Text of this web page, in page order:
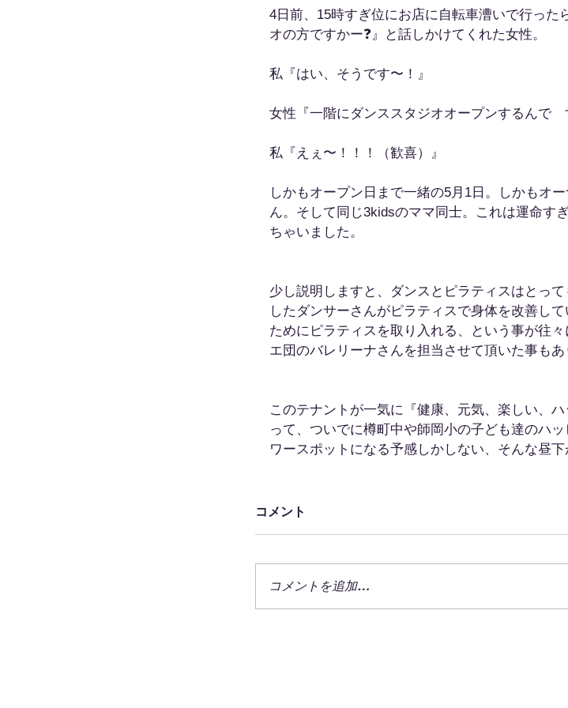
4日前、15時すぎ位にお店に自転車漕いで行った
オの方ですかー❓』と話しかけてくれた女性。
私『はい、そうです〜！』
女性『一階にダンススタジオオープンするんで　
私『えぇ〜！！！（歓喜）』
しかもオープン日まで一緒の5月1日。しかもオ
ん。そして同じ3kidsのママ同士。これは運命す
ちゃいました。
少し説明しますと、ダンスとピラティスはとっ
したダンサーさんがピラティスで身体を改善し
ためにピラティスを取り入れる、という事が往
エ団のバレリーナさんを担当させて頂いた事もあ
このテナントが一気に『健康、元気、楽しい、
って、ついでに樽町中や師岡小の子ども達のハ
ワースポットになる予感しかしない、そんな昼下
コメント
コメントを追加…